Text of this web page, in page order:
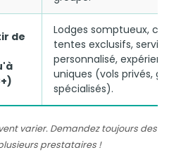
de
Lodges somptueux,
tentes exclusifs,
personnalisé,
uniques (vols privés,
spécialisés).
varier. Demandez toujours des
prestataires !